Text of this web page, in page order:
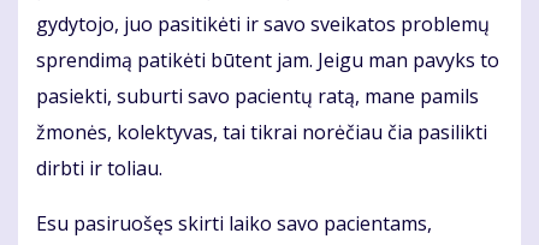
gydytojo, juo pasitikėti ir savo sveikatos problemų
sprendimą patikėti būtent jam. Jeigu man pavyks to
pasiekti, suburti savo pacientų ratą, mane pamils
žmonės, kolektyvas, tai tikrai norėčiau čia pasilikti
dirbti ir toliau.
Esu pasiruošęs skirti laiko savo pacientams,